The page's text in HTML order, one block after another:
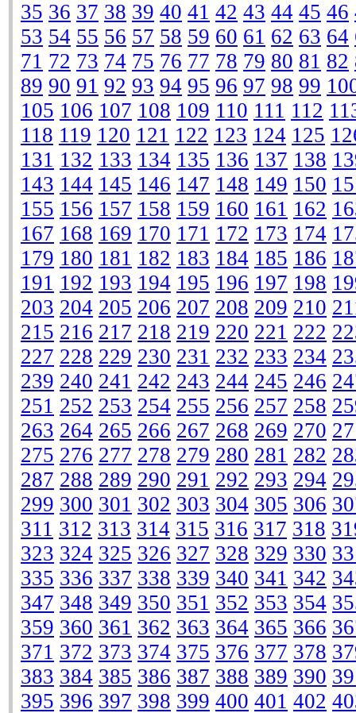
35 36 37 38 39 40 41 42 43 44 45 46
53 54 55 56 57 58 59 60 61 62 63 64
71 72 73 74 75 76 77 78 79 80 81 82
89 90 91 92 93 94 95 96 97 98 99
105 106 107 108 109 110 111 112
118 119 120 121 122 123 124 125
131 132 133 134 135 136 137 138
143 144 145 146 147 148 149 150
155 156 157 158 159 160 161 162
167 168 169 170 171 172 173 174
179 180 181 182 183 184 185 186
191 192 193 194 195 196 197 198
203 204 205 206 207 208 209 210
215 216 217 218 219 220 221 222
227 228 229 230 231 232 233 234
239 240 241 242 243 244 245 246
251 252 253 254 255 256 257 258
263 264 265 266 267 268 269 270
275 276 277 278 279 280 281 282
287 288 289 290 291 292 293 294
299 300 301 302 303 304 305 306
311 312 313 314 315 316 317 318
323 324 325 326 327 328 329 330
335 336 337 338 339 340 341 342
347 348 349 350 351 352 353 354
359 360 361 362 363 364 365 366
371 372 373 374 375 376 377 378
383 384 385 386 387 388 389 390
395 396 397 398 399 400 401 402